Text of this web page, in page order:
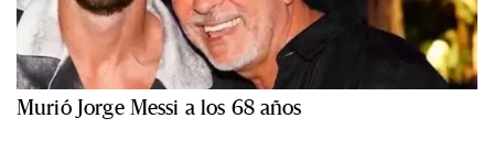
Murió Jorge Messi a los 68 años